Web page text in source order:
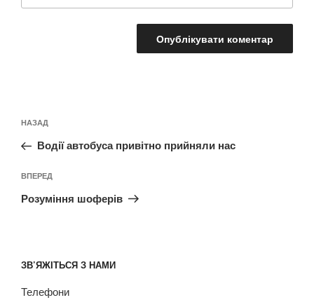
записів
Попередній
запис:
НАЗАД
Водії автобуса привітно прийняли нас
Наступний
запис
ВПЕРЕД
Розуміння шоферів
ЗВ’ЯЖІТЬСЯ З НАМИ
Телефони